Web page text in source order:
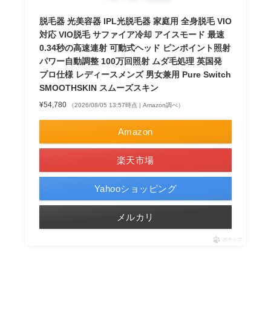
脱毛器 光美容器 IPL光脱毛器 家庭用 全身脱毛 VIO
対応 VIO脱毛 サファイア冷却 アイスモード 最速
0.34秒の高速連射 可動式ヘッド ピンポイント照射
パワー自動調整 100万回照射 ムダ毛処理 英国発
プロ仕様 レディースメンズ 男女兼用 Pure Switch
SMOOTHSKIN スムーズスキン
¥54,780 （2026/08/05 13:57時点 | Amazon調べ）
Amazon
楽天市場
Yahooショッピング
メルカリ
ポチップ